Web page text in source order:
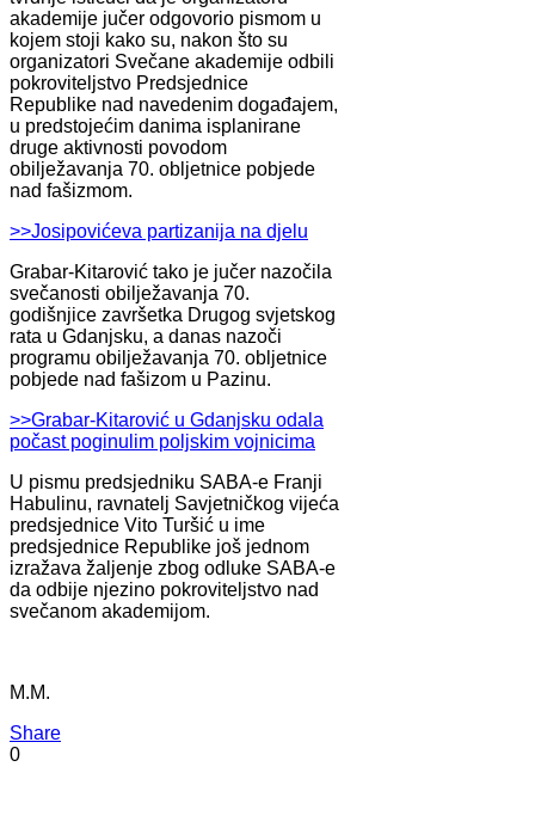
akademije jučer odgovorio pismom u
kojem stoji kako su, nakon što su
organizatori Svečane akademije odbili
pokroviteljstvo Predsjednice
Republike nad navedenim događajem,
u predstojećim danima isplanirane
druge aktivnosti povodom
obilježavanja 70. obljetnice pobjede
nad fašizmom.
>>Josipovićeva partizanija na djelu
Grabar-Kitarović tako je jučer nazočila
svečanosti obilježavanja 70.
godišnjice završetka Drugog svjetskog
rata u Gdanjsku, a danas nazoči
programu obilježavanja 70. obljetnice
pobjede nad fašizom u Pazinu.
>>Grabar-Kitarović u Gdanjsku odala
počast poginulim poljskim vojnicima
U pismu predsjedniku SABA-e Franji
Habulinu, ravnatelj Savjetničkog vijeća
predsjednice Vito Turšić u ime
predsjednice Republike još jednom
izražava žaljenje zbog odluke SABA-e
da odbije njezino pokroviteljstvo nad
svečanom akademijom.
M.M.
Share
0